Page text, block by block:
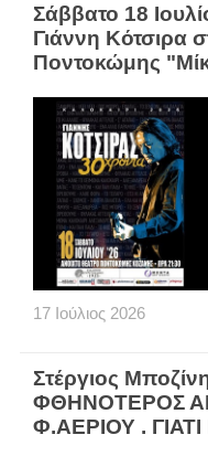
Σάββατο 18
Γιάννη Κότσιρα
Ποντοκώμης
17 Ιούλιος 2026
Στέργιος
ΦΘΗΝΟΤΕΡΟΣ
Φ.ΑΕΡΙΟΥ .